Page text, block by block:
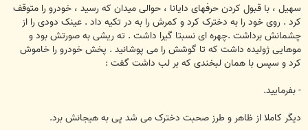
سهیل ، با قبول کردن حرفهای دایانا ، حوالی میدان که رسید ، خودرو را متوقف
کرد . روی خود را به دخترک کرد و کمرش را به در تکیه داد . عینک دودی را از
چشمانش برداشت .چهره ای نسبتا گیرا داشت . ته ریشی به صورتش بود و
موهایی ژولیده داشت که تا گوشش را می پوشانید . پخش خودرو را خاموش
کرد و سپس با همان لبخندی که بر لب داشت گفت :
- بفرمایید.
دیگر کاملا از ظاهر و طرز صحبت دخترک می شد پی به هیجانش برد.